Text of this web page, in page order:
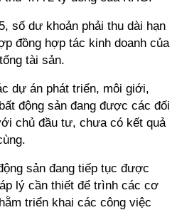
số dư khoản phải thu dài hạn
đồng hợp tác kinh doanh của
tài sản.
dự án phát triển, môi giới,
động sản đang được các đối
chủ đầu tư, chưa có kết quả
sản đang tiếp tục được
lý cần thiết để trình các cơ
triển khai các công việc